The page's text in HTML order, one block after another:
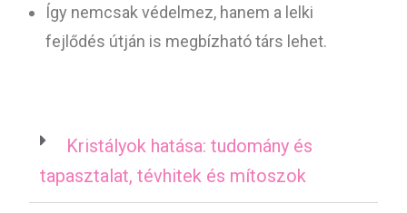
Így nemcsak védelmez, hanem a lelki
fejlődés útján is megbízható társ lehet.
Kristályok hatása: tudomány és
tapasztalat, tévhitek és mítoszok